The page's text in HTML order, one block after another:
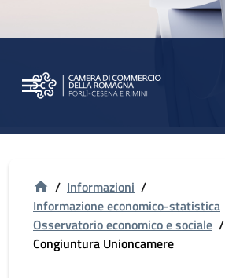
/ Informazioni /
Informazione economico-statistica
Osservatorio economico e sociale /
Congiuntura Unioncamere